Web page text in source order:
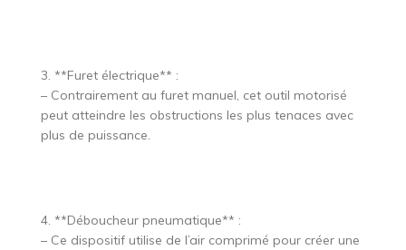
3. **Furet électrique** :
– Contrairement au furet manuel, cet outil motorisé
peut atteindre les obstructions les plus tenaces avec
plus de puissance.
4. **Déboucheur pneumatique** :
– Ce dispositif utilise de l’air comprimé pour créer une